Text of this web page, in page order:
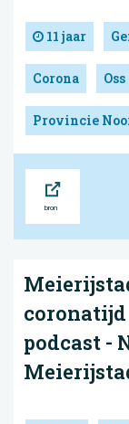
11 jaar
Corona Oss
Provincie
podcast -